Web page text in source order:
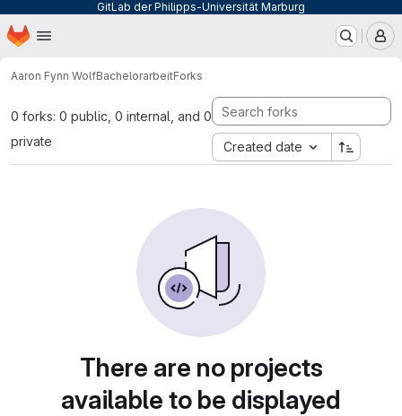
GitLab der Philipps-Universität Marburg
Skip to main content
Homepage
Aaron Fynn WolfBachelorarbeitForks
0 forks: 0 public, 0 internal, and 0
private
Created date
There are no projects
available to be displayed